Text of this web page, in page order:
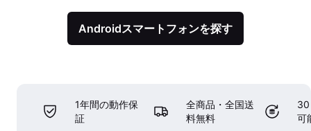
Androidスマートフォンを探す
1年間の動作保
証
全商品・全国送
料無料
30
可